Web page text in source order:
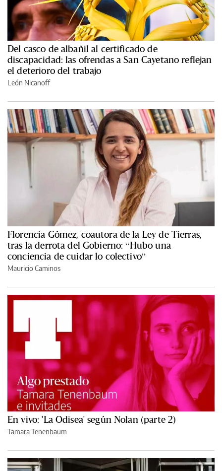
Del casco de albañil al certificado de
discapacidad: las ofrendas a San Cayetano reflejan
el deterioro del trabajo
León Nicanoff
Florencia Gómez, coautora de la Ley de Tierras,
tras la derrota del Gobierno: “Hubo una
conciencia de cuidar lo colectivo”
Mauricio Caminos
En vivo: 'La Odisea' según Nolan (parte 2)
Tamara Tenenbaum